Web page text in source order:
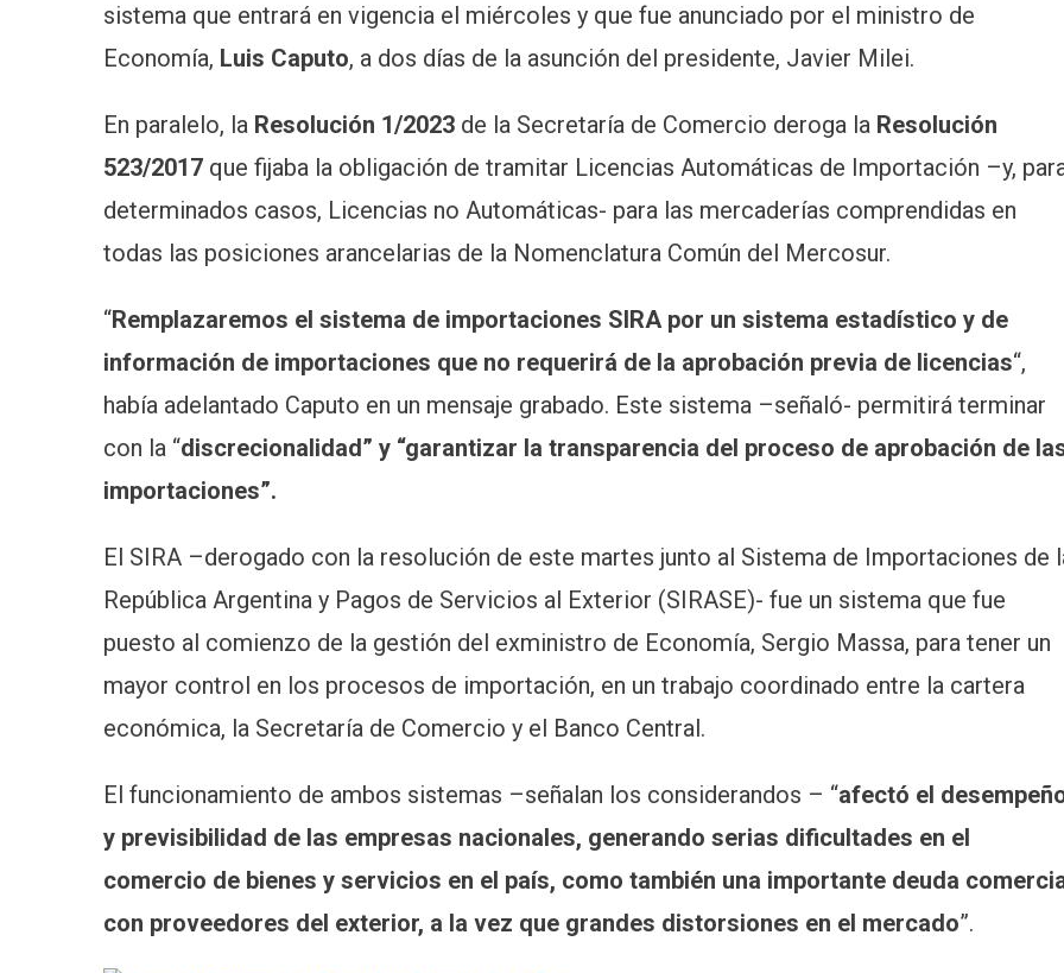
sistema que entrará en vigencia el miércoles y que fue anunciado por el ministro de
Economía, Luis Caputo, a dos días de la asunción del presidente, Javier Milei.
En paralelo, la Resolución 1/2023 de la Secretaría de Comercio deroga la Resolución
523/2017 que fijaba la obligación de tramitar Licencias Automáticas de Importación –y,
determinados casos, Licencias no Automáticas- para las mercaderías comprendidas en
todas las posiciones arancelarias de la Nomenclatura Común del Mercosur.
“Remplazaremos el sistema de importaciones SIRA por un sistema estadístico y de
información de importaciones que no requerirá de la aprobación previa de licencias“,
había adelantado Caputo en un mensaje grabado. Este sistema –señaló- permitirá terminar
con la “discrecionalidad” y “garantizar la transparencia del proceso de aprobación de
importaciones”.
El SIRA –derogado con la resolución de este martes junto al Sistema de Importaciones de
República Argentina y Pagos de Servicios al Exterior (SIRASE)- fue un sistema que fue
puesto al comienzo de la gestión del exministro de Economía, Sergio Massa, para tener un
mayor control en los procesos de importación, en un trabajo coordinado entre la cartera
económica, la Secretaría de Comercio y el Banco Central.
El funcionamiento de ambos sistemas –señalan los considerandos – “afectó el
y previsibilidad de las empresas nacionales, generando serias dificultades en el
comercio de bienes y servicios en el país, como también una importante deuda
con proveedores del exterior, a la vez que grandes distorsiones en el mercado”.